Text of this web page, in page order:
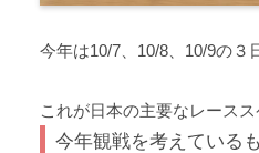
今年は10/7、10/8、10/9の３
これが日本の主要なレース
今年観戦を考えている